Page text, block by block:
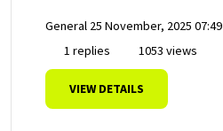
General 25 November, 2025 07:49
1 replies
1053 views
VIEW DETAILS